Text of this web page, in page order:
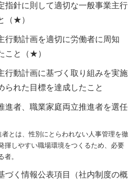
指針に則して適切な一般事業主行
（★）
行動計画を適切に労働者に周知
こと（★）
行動計画に基づく取り組みを実施
られた目標を達成したこと
進者、職業家庭両立推進者を選任
とは、性別にとらわれない人事管理を徹
揮しやすい職場環境をつくるため、必要
。
づく情報公表項目（社内制度の概